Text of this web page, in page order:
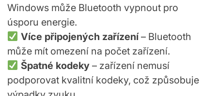
Windows může Bluetooth vypnout pro
úsporu energie.
Více připojených zařízení– Bluetooth
může mít omezení na počet zařízení.
Špatné kodeky– zařízení nemusí
podporovat kvalitní kodeky, což způsobuje